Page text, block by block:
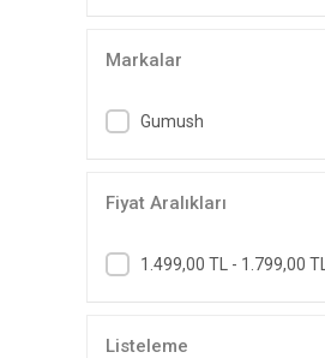
Markalar
Gumush
Fiyat Aralıkları
1.499,00 TL - 1.799,00 TL
Listeleme